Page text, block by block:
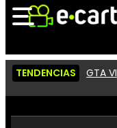
Vídeos
TENDENCIAS GTA VI